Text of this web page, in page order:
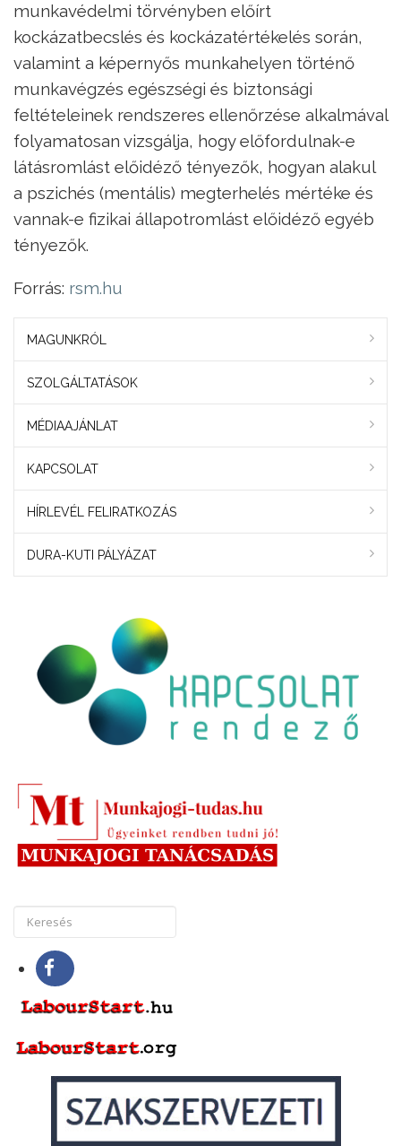
munkavédelmi törvényben előírt
kockázatbecslés és kockázatértékelés során,
valamint a képernyős munkahelyen történő
munkavégzés egészségi és biztonsági
feltételeinek rendszeres ellenőrzése alkalmával
folyamatosan vizsgálja, hogy előfordulnak-e
látásromlást előidéző tényezők, hogyan alakul
a pszichés (mentális) megterhelés mértéke és
vannak-e fizikai állapotromlást előidéző egyéb
tényezők.
Forrás: rsm.hu
MAGUNKRÓL
SZOLGÁLTATÁSOK
MÉDIAAJÁNLAT
KAPCSOLAT
HÍRLEVÉL FELIRATKOZÁS
DURA-KUTI PÁLYÁZAT